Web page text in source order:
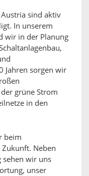
sind aktiv
In unserem
wir in der Planung
Jahren sorgen wir
grüne Strom
in den
beim
Neben
sehen wir uns
unser